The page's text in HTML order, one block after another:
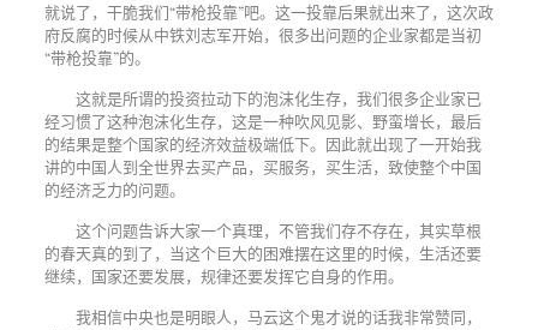
就说了，干脆我们“带枪投靠”吧。这一投靠后果就出来了，这次政
府反腐的时候从中铁刘志军开始，很多出问题的企业家都是当初
“带枪投靠”的。
这就是所谓的投资拉动下的泡沫化生存，我们很多企业家已
经习惯了这种泡沫化生存，这是一种吹风见影、野蛮增长，最后
的结果是整个国家的经济效益极端低下。因此就出现了一开始我
讲的中国人到全世界去买产品，买服务，买生活，致使整个中国
的经济乏力的问题。
这个问题告诉大家一个真理，不管我们存不存在，其实草根
的春天真的到了，当这个巨大的困难摆在这里的时候，生活还要
继续，国家还要发展，规律还要发挥它自身的作用。
我相信中央也是明眼人，马云这个鬼才说的话我非常赞同，